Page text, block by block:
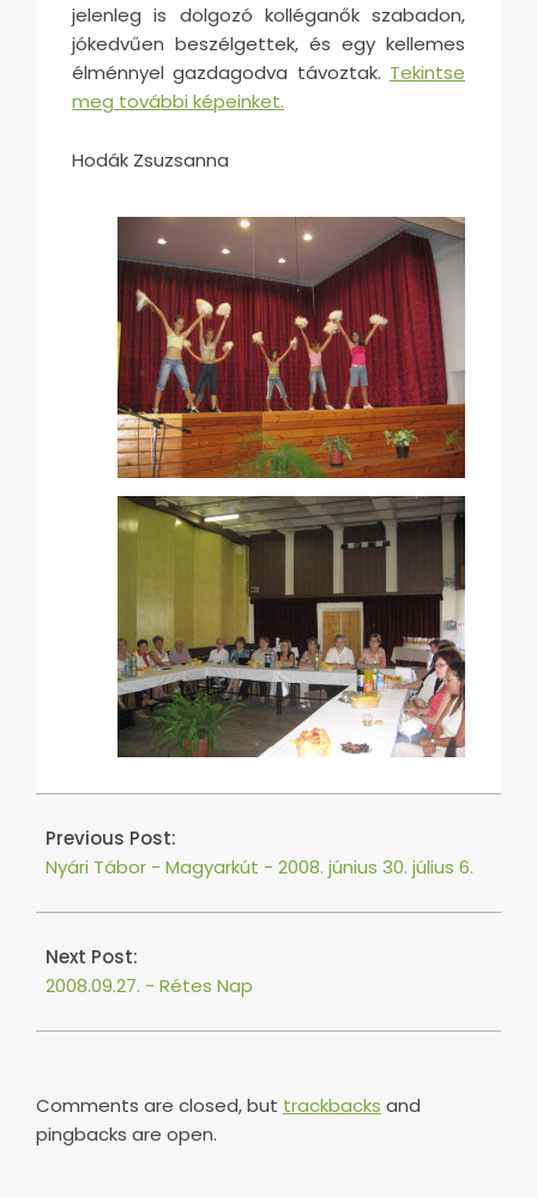
jelenleg is dolgozó kolléganők szabadon,
jókedvűen beszélgettek, és egy kellemes
élménnyel gazdagodva távoztak. Tekintse
meg további képeinket.
Hodák Zsuzsanna
2016-
24
Previous Post:
Nyári Tábor - Magyarkút - 2008. június 30. július 6.
Next Post:
2008.09.27. - Rétes Nap
Comments are closed, but trackbacks and
pingbacks are open.